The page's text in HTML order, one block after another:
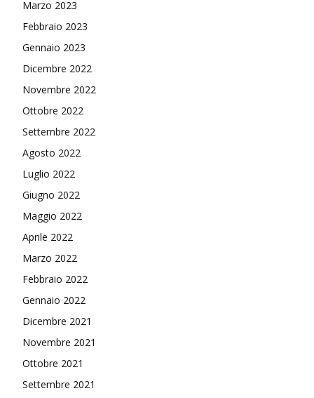
Marzo 2023
Febbraio 2023
Gennaio 2023
Dicembre 2022
Novembre 2022
Ottobre 2022
Settembre 2022
Agosto 2022
Luglio 2022
Giugno 2022
Maggio 2022
Aprile 2022
Marzo 2022
Febbraio 2022
Gennaio 2022
Dicembre 2021
Novembre 2021
Ottobre 2021
Settembre 2021